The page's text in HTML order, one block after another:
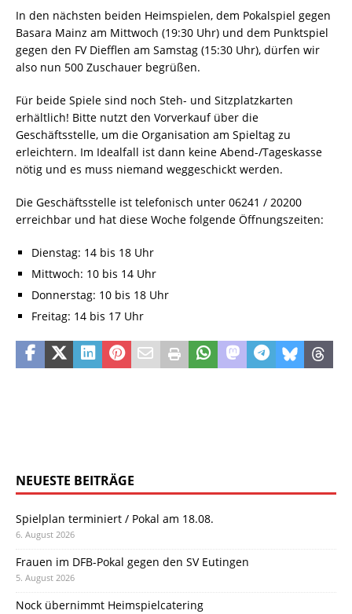
In den nächsten beiden Heimspielen, dem Pokalspiel gegen
Basara Mainz am Mittwoch (19:30 Uhr) und dem Punktspiel
gegen den FV Diefflen am Samstag (15:30 Uhr), dürfen wir
also nun 500 Zuschauer begrüßen.
Für beide Spiele sind noch Steh- und Sitzplatzkarten
erhältlich! Bitte nutzt den Vorverkauf über die
Geschäftsstelle, um die Organisation am Spieltag zu
erleichtern. Im Idealfall ist dann keine Abend-/Tageskasse
nötig und es muss niemand weggeschickt werden.
Die Geschäftsstelle ist telefonisch unter 06241 / 20200
erreichbar und hat diese Woche folgende Öffnungszeiten:
Dienstag: 14 bis 18 Uhr
Mittwoch: 10 bis 14 Uhr
Donnerstag: 10 bis 18 Uhr
Freitag: 14 bis 17 Uhr
NEUESTE BEITRÄGE
Spielplan terminiert / Pokal am 18.08.
6. August 2026
Frauen im DFB-Pokal gegen den SV Eutingen
5. August 2026
Nock übernimmt Heimspielcatering